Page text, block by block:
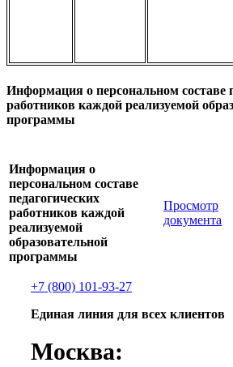
Информация о персональном составе
работников каждой реализуемой
программы
Информация о
персональном составе
педагогических
работников каждой
реализуемой
образовательной
программы
Просмотр
документа
+7 (800) 101-93-27
Единая линия для всех клиентов
Москва: